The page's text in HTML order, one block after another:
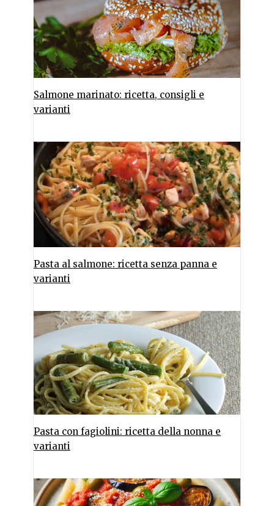
Salmone marinato: ricetta, consigli e
varianti
Pasta al salmone: ricetta senza panna e
varianti
Pasta con fagiolini: ricetta della nonna e
varianti